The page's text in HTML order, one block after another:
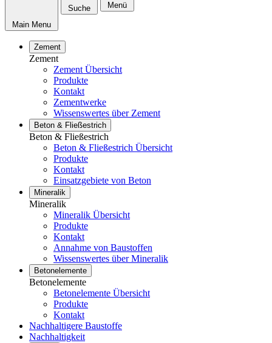
Main Menu
Suche Menü
Zement
Zement
Zement Übersicht
Produkte
Kontakt
Zementwerke
Wissenswertes über Zement
Beton & Fließestrich
Beton & Fließestrich
Beton & Fließestrich Übersicht
Produkte
Kontakt
Einsatzgebiete von Beton
Mineralik
Mineralik
Mineralik Übersicht
Produkte
Kontakt
Annahme von Baustoffen
Wissenswertes über Mineralik
Betonelemente
Betonelemente
Betonelemente Übersicht
Produkte
Kontakt
Nachhaltigere Baustoffe
Nachhaltigkeit